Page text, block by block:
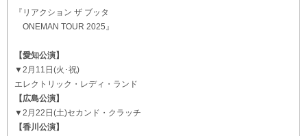
『リアクション ザ ブッタ
ONEMAN TOUR 2025』
【愛知公演】
▼2月11日(火･祝)
エレクトリック・レディ・ランド
【広島公演】
▼2月22日(土)セカンド・クラッチ
【香川公演】